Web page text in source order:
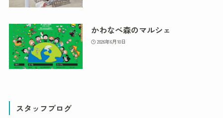
かわなべ森のマルシェ
2026年6月10日
スタッフブログ